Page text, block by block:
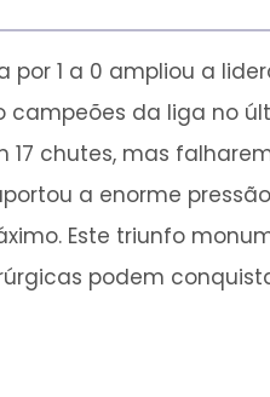
1 a 0 ampliou a
da liga no
chutes, mas
a enorme
Este triunfo
podem